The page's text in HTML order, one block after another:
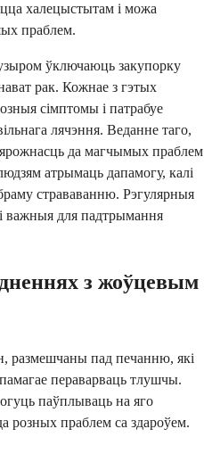
халецыстытам і можа
праблем.
ўключаюць закупорку
рак. Кожнае з гэтых
сімптомы і патрабуе
лячэння. Веданне таго,
да магчымых праблем
атрымаць дапамогу, калі
страваванню. Рэгулярныя
важныя для падтрымання
з жоўцевым
размешчаны пад печанню, які
пераварваць тлушчы.
паўплываць на яго
розных праблем са здароўем.